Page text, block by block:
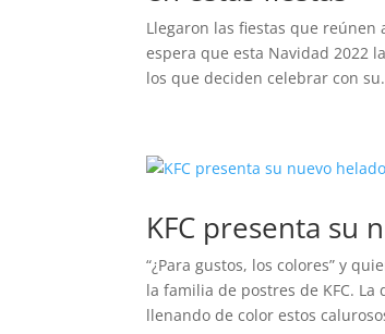
Llegaron las fiestas que
espera que esta Navidad 2022
los que deciden celebrar con
KFC presenta su
“¿Para gustos, los colores” y
la familia de postres de KFC.
llenando de color estos